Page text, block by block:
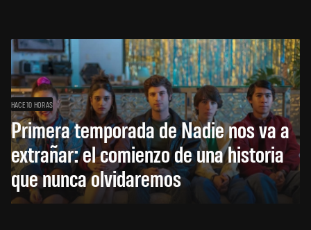
HACE 10 HORAS
Primera temporada de Nadie nos va a
extrañar: el comienzo de una historia
que nunca olvidaremos